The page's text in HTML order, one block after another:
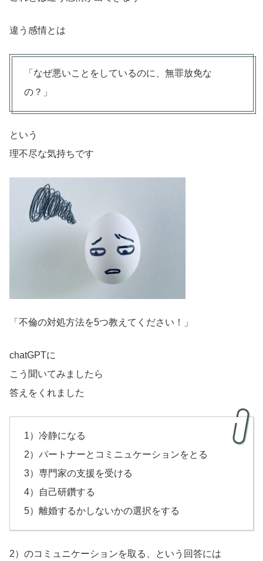
違う感情とは
「なぜ悪いことをしているのに、無罪放免な
の？」
という
理不尽な気持ちです
「不倫の対処方法を5つ教えてください！」
chatGPTに
こう聞いてみましたら
答えをくれました
1）冷静になる
2）パートナーとコミニュケーションをとる
3）専門家の支援を受ける
4）自己研鑽する
5）離婚するかしないかの選択をする
2）のコミュニケーションを取る、という回答には